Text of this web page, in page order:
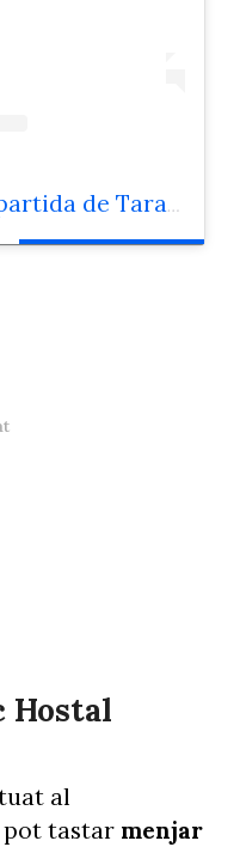
Una publicación compartida de Tarantella Napoletana (@tarantella_napoletana)
Hostal
al
pot tastar menjar